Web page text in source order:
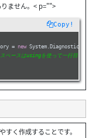
ません。< p="">
Copy!
= new
ースはusingを使って一行目の
く作成することです。